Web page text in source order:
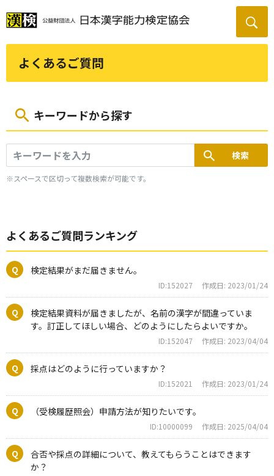
よくあるご質問
キーワードから探す
※スペースで区切って複数検索が可能です。
よくあるご質問ランキング
検定結果がまだ届きません。
ID:152027 作成日: 2023/01/24
検定結果資料が届きましたが、名前の漢字が間違っていま
す。訂正してほしい場合、どのようにしたらよいですか。
ID:152047 作成日: 2023/04/04
採点はどのように行っていますか？
ID:152021 作成日: 2023/01/24
（受検履歴照会）申請方法が知りたいです。
ID:10000099 作成日: 2025/04/04
合否や採点の詳細について、教えてもらうことはできます
か？